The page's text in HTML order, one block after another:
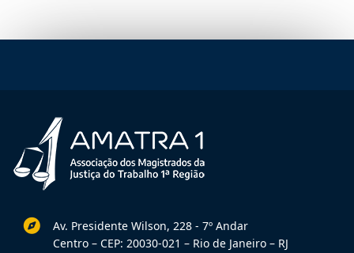
Av. Presidente Wilson, 228 - 7º Andar
Centro – CEP: 20030-021 – Rio de Janeiro – RJ